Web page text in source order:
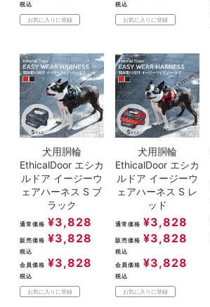
税込
お気に入りに登録
税込
お気に入りに登録
犬用胴輪
EthicalDoor エシカ
ルドア イージーウ
ェアハーネス S ブ
ラック
通常価格 ¥3,828
販売価格 ¥3,828
税込
会員価格 ¥3,828
税込
お気に入りに登録
犬用胴輪
EthicalDoor エシカ
ルドア イージーウ
ェアハーネス S レ
ッド
通常価格 ¥3,828
販売価格 ¥3,828
税込
会員価格 ¥3,828
税込
お気に入りに登録